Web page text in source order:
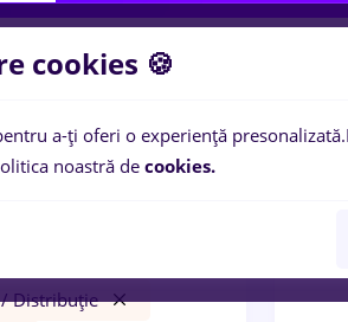
Distribuție
0
cookies 🍪
a-ți oferi o experiență presonalizată.
noastră de cookies.